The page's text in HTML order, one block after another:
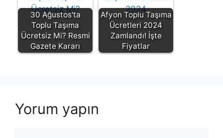
30 Ağustos'ta
Toplu Taşıma
Ücretsiz Mi? Resmi
Gazete Kararı
Afyon Toplu Taşıma
Ücretleri 2024
Zamlandı! İşte
Fiyatlar
Yorum yapın